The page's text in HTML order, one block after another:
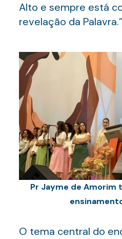
Alto e sempre está
revelação da Palavra.”
Pr Jayme de Amorim
O tema central do